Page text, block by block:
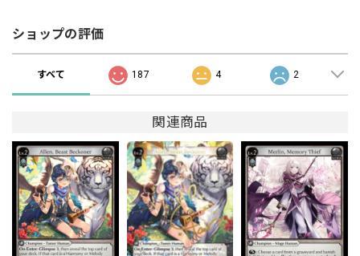
ショップの評価
すべて 187 4 2
関連商品